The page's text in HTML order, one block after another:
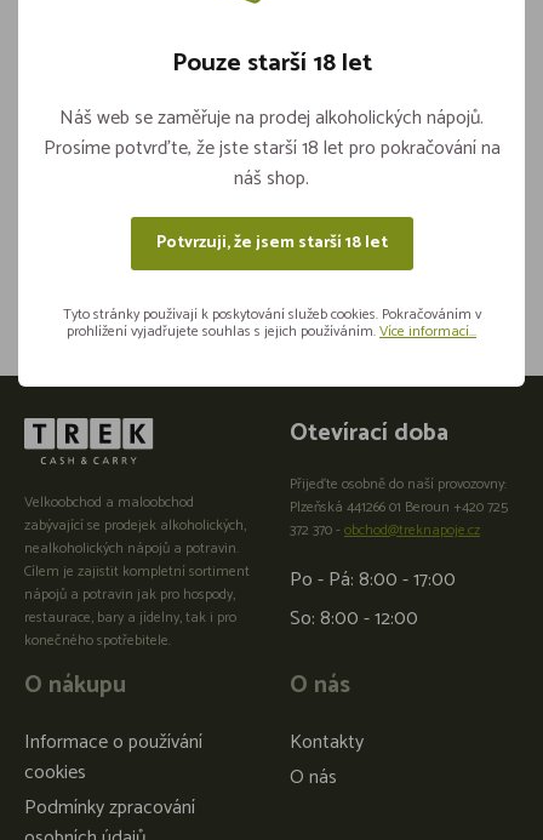
ks Vložit do košíku
Sdílejte na sítích
Velkoobchod a maloobchod
zabývající se prodejek alkoholických,
nealkoholických nápojů a potravin.
Cílem je zajistit kompletní sortiment
nápojů a potravin jak pro hospody,
restaurace, bary a jídelny, tak i pro
konečného spotřebitele.
O nákupu
Informace o používání
cookies
Podmínky zpracování
O nás
Kontakty
O nás
Otevírací doba
Přijeďte osobně do naší provozovny:
Plzeňská 441266 01 Beroun +420 725
372 370 -obchod@treknapoje.cz
Po - Pá: 8:00 - 17:00
So: 8:00 - 12:00
Pouze starší 18 let
Náš web se zaměřuje na prodej alkoholických nápojů.
Prosíme potvrďte, že jste starší 18 let pro pokračování na
náš shop.
Potvrzuji, že jsem starší 18 let
Tyto stránky používají k poskytování služeb cookies. Pokračováním v
prohlížení vyjadřujete souhlas s jejich používáním.Více informací...